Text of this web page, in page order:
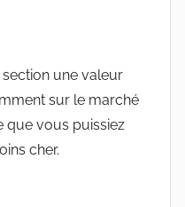
une valeur
sur le marché
que vous puissiez
cher.